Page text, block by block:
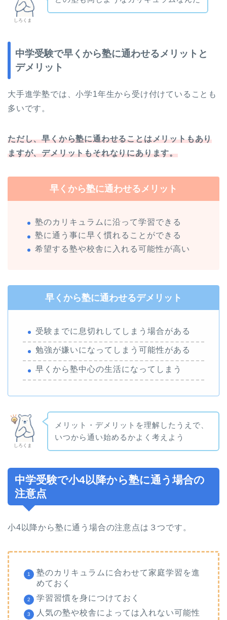
しろくま
中学受験で早くから塾に通わせるメリットと
デメリット
大手進学塾では、小学1年生から受け付けていることも
多いです。
ただし、早くから塾に通わせることはメリットもあり
ますが、デメリットもそれなりにあります。
早くから塾に通わせるメリット
塾のカリキュラムに沿って学習できる
塾に通う事に早く慣れることができる
希望する塾や校舎に入れる可能性が高い
早くから塾に通わせるデメリット
受験までに息切れしてしまう場合がある
勉強が嫌いになってしまう可能性がある
早くから塾中心の生活になってしまう
しろくま
メリット・デメリットを理解したうえで、
いつから通い始めるかよく考えよう
中学受験で小4以降から塾に通う場合の
注意点
小4以降から塾に通う場合の注意点は３つです。
塾のカリキュラムに合わせて家庭学習を進
めておく
学習習慣を身につけておく
人気の塾や校舎によっては入れない可能性